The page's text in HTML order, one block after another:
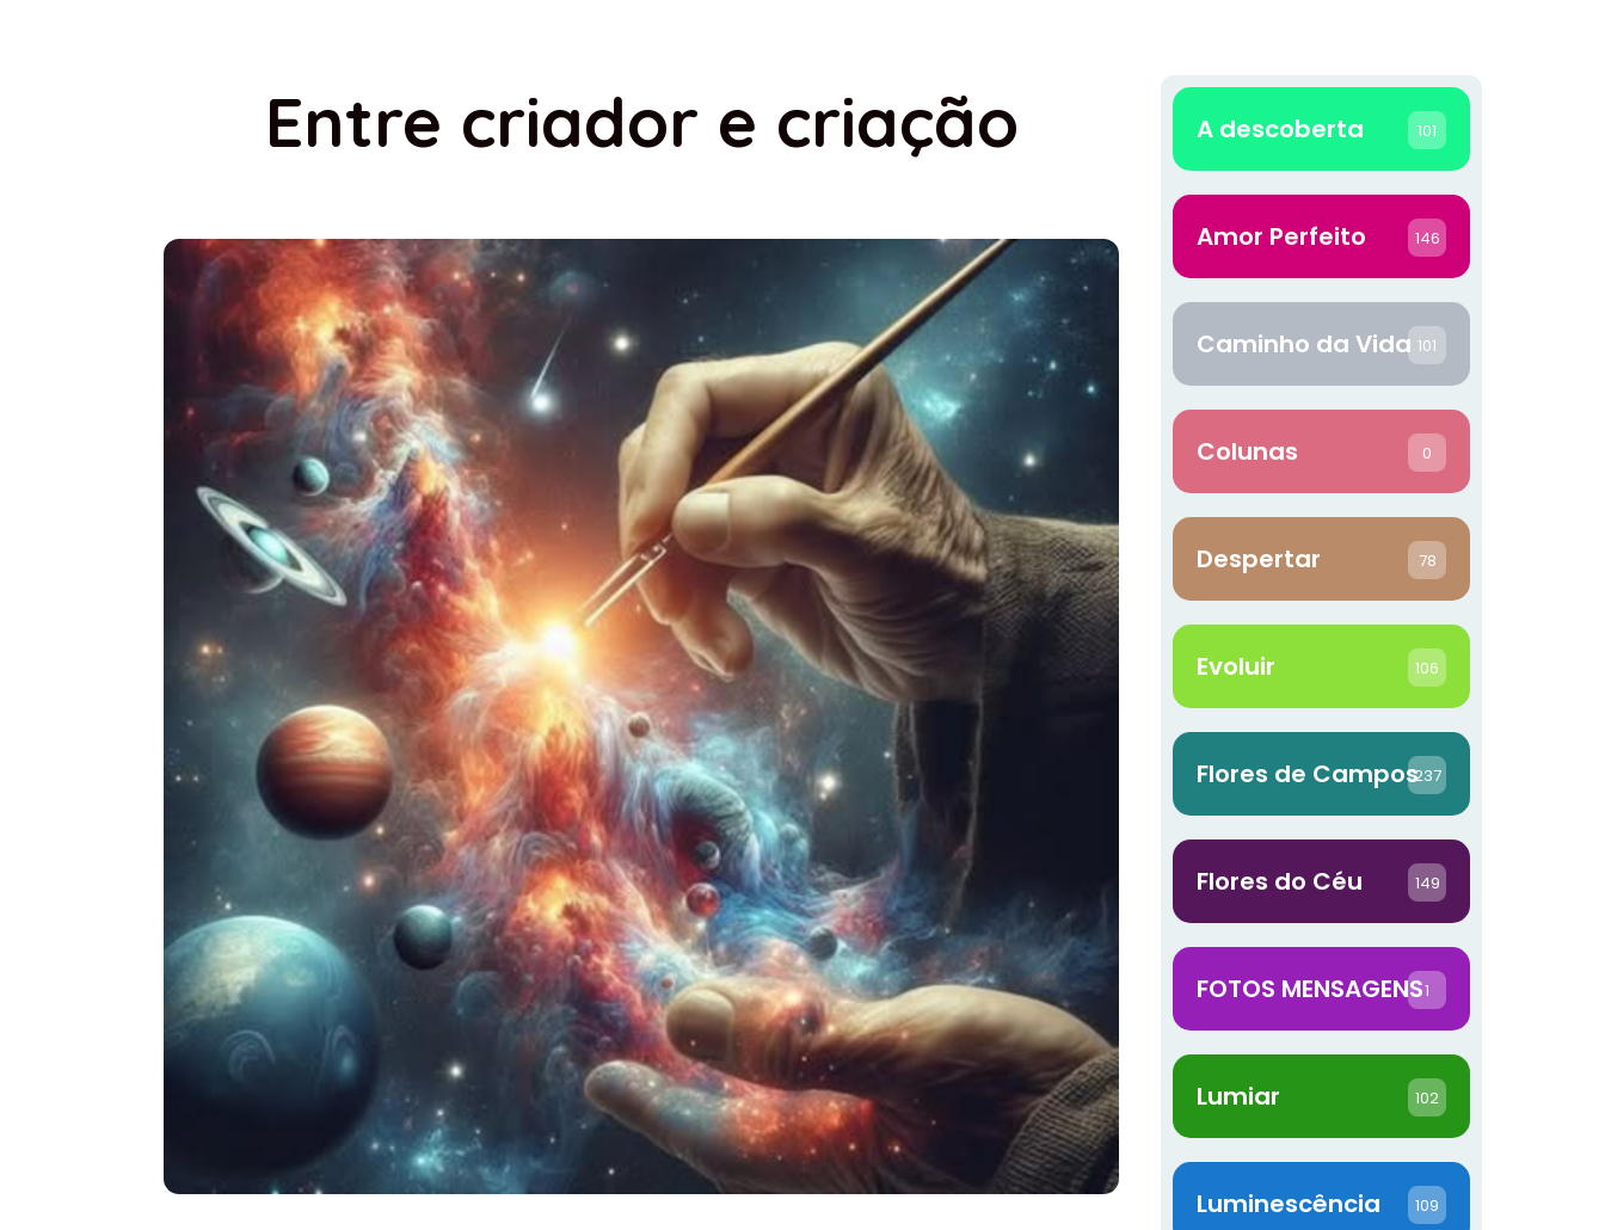
Entre criador e criação A descoberta 101
Amor Perfeito 146
Caminho da Vida 101
Colunas 0
Despertar 78
Evoluir 106
Flores de Campos237
Flores do Céu 149
FOTOS MENSAGENS1
Lumiar 102
Luminescência 109